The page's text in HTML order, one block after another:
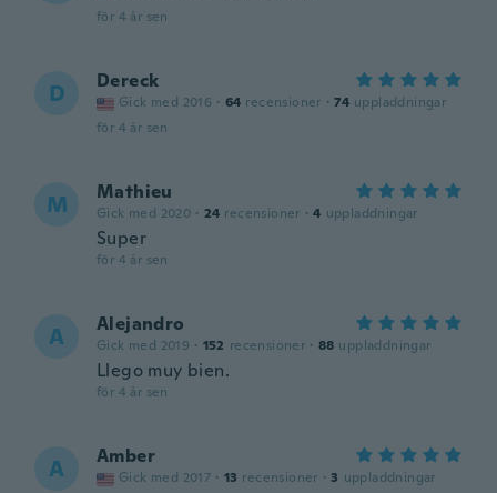
för 4 år sen
D Dereck
Gick med 2016 · 64 recensioner · 74 uppladdningar
för 4 år sen
M Mathieu
Gick med 2020 · 24 recensioner · 4 uppladdningar
Super
för 4 år sen
A Alejandro
Gick med 2019 · 152 recensioner · 88 uppladdningar
Llego muy bien.
för 4 år sen
A Amber
Gick med 2017 · 13 recensioner · 3 uppladdningar